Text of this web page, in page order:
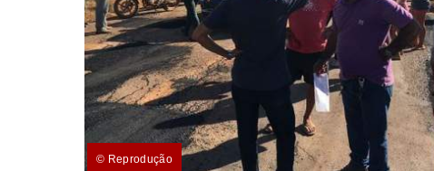
© Reprodução